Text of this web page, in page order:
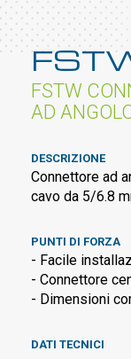
FSTW
AD
DESCRIZIONE
Connettore ad
cavo da 5/6.8
PUNTI DI FORZA
- Facile
- Connettore
- Dimensioni
DATI TECNICI